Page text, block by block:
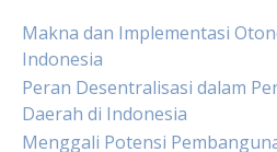
Makna dan Implementasi
Indonesia
Peran Desentralisasi dalam
Daerah di Indonesia
Menggali Potensi